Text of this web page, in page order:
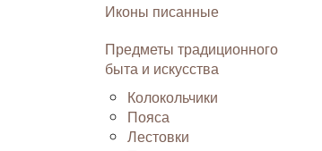
Иконы писанные
Предметы традиционного
быта и искусства
Колокольчики
Пояса
Лестовки